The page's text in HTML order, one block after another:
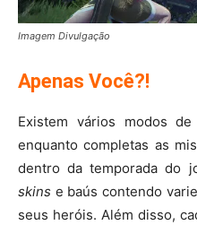
Imagem Divulgação
Apenas Você?!
Existem vários modos
enquanto completas as
dentro da temporada do
skins e baús contendo
seus heróis. Além disso,